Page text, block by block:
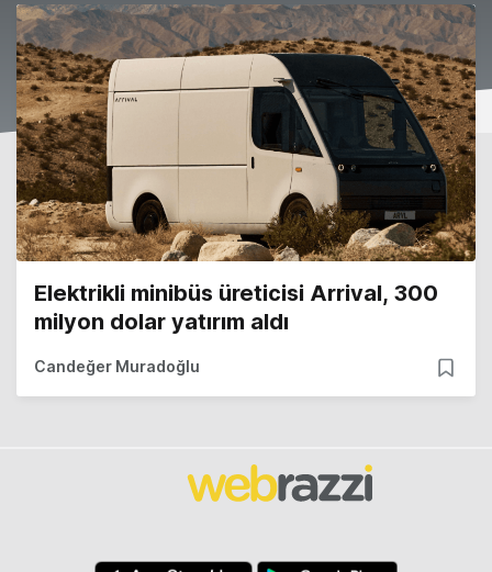
Elektrikli minibüs üreticisi Arrival, 300
milyon dolar yatırım aldı
Candeğer Muradoğlu